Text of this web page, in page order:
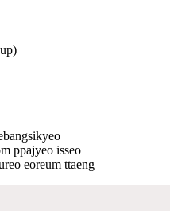
ppajyeo isseo
eoreum ttaeng